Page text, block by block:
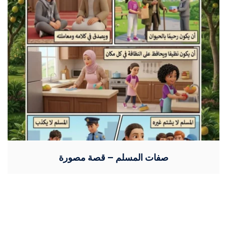
صفات المسلم – قصة مصورة